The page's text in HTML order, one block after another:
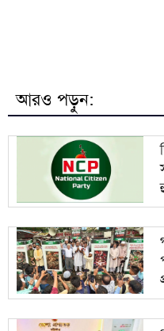
অপরাধে জড়িত গ্রেপ্তার ৪৩
৯
হাসিনা?
দিল্লিকে কড়া বার্তা
তবে শেষ?
আরও পড়ুন: